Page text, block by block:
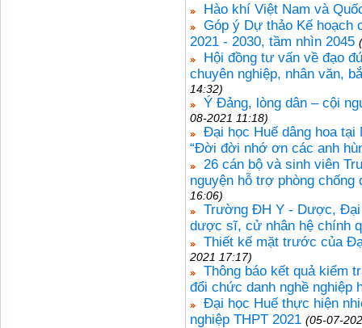
Hào khí Việt Nam và
Góp ý Dự thảo Kế hoạch
2021 - 2030, tầm nhìn 2045
Hội đồng tư vấn về đạo
chuyên nghiệp, nhân văn,
14:32)
Ý Đảng, lòng dân – cội
08-2021 11:18)
Đại học Huế dâng hoa
“Đời đời nhớ ơn các anh
26 cán bộ và sinh viên
nguyện hỗ trợ phòng
16:06)
Trường ĐH Y - Dược, Đại
dược sĩ, cử nhân hệ chính
Thiết kế mặt trước của
2021 17:17)
Thông báo kết quả kiểm
đổi chức danh nghề nghiệp
Đại học Huế thực hiện
nghiệp THPT 2021 (05-07-